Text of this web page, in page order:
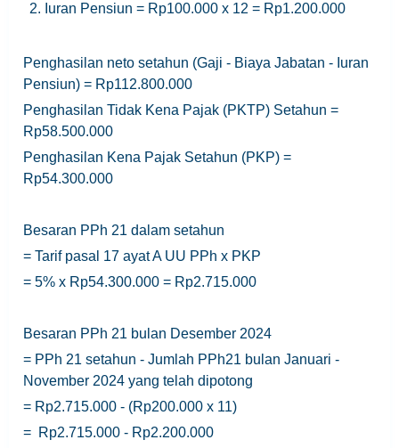
Iuran Pensiun = Rp100.000 x 12 = Rp1.200.000
Penghasilan neto setahun (Gaji - Biaya Jabatan - Iuran
Pensiun) = Rp112.800.000
Penghasilan Tidak Kena Pajak (PKTP) Setahun =
Rp58.500.000
Penghasilan Kena Pajak Setahun (PKP) =
Rp54.300.000
Besaran PPh 21 dalam setahun
= Tarif pasal 17 ayat A UU PPh x PKP
= 5% x Rp54.300.000 = Rp2.715.000
Besaran PPh 21 bulan Desember 2024
= PPh 21 setahun - Jumlah PPh21 bulan Januari -
November 2024 yang telah dipotong
= Rp2.715.000 - (Rp200.000 x 11)
= Rp2.715.000 - Rp2.200.000